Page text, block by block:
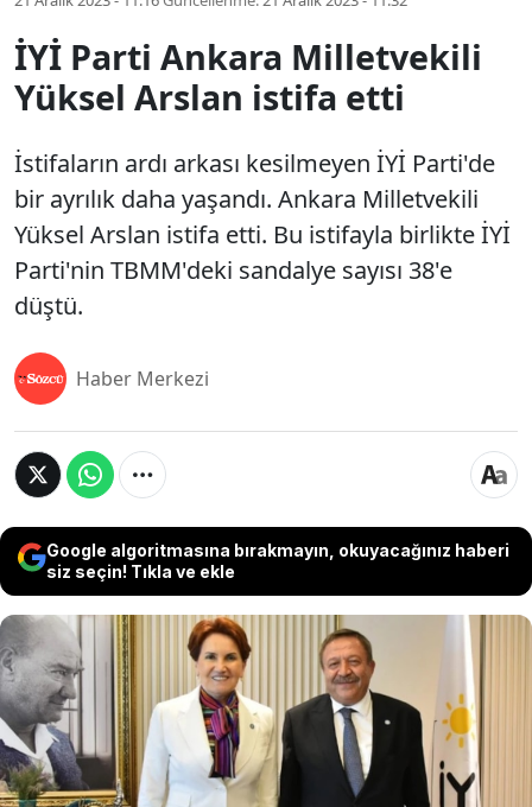
İYİ Parti Ankara Milletvekili
Yüksel Arslan istifa etti
İstifaların ardı arkası kesilmeyen İYİ Parti'de
bir ayrılık daha yaşandı. Ankara Milletvekili
Yüksel Arslan istifa etti. Bu istifayla birlikte İYİ
Parti'nin TBMM'deki sandalye sayısı 38'e
düştü.
Haber Merkezi
Google algoritmasına bırakmayın, okuyacağınız haberi
siz seçin! Tıkla ve ekle
İstifaların ardı arkası kesilmeyen İYİ Parti'de
bir ayrılık daha yaşandı. Ankara Milletvekili
Yüksel Arslan istifa etti. Bu istifayla birlikte
İYİ Parti'nin TBMM'deki sandalye sayısı 38'e